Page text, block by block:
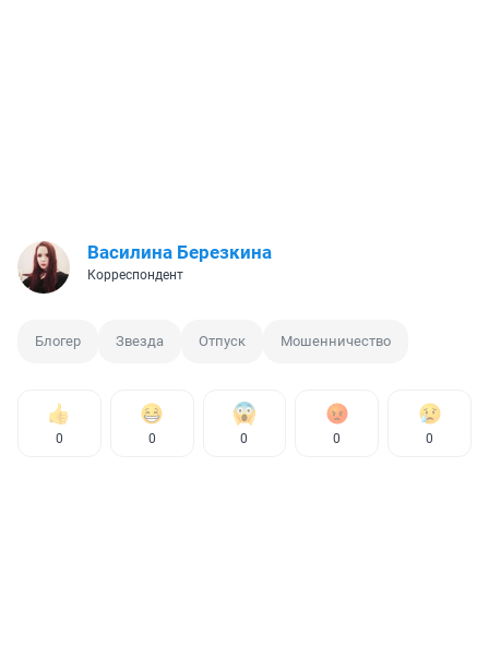
Василина Березкина
Корреспондент
Блогер Звезда Отпуск Мошенничество
0 0 0 0 0